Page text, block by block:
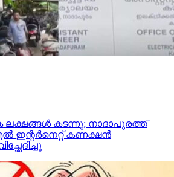
ലക്ഷങ്ങള്‍ കടന്നു; നാദാപുരത്ത്
കണക്ഷന്‍